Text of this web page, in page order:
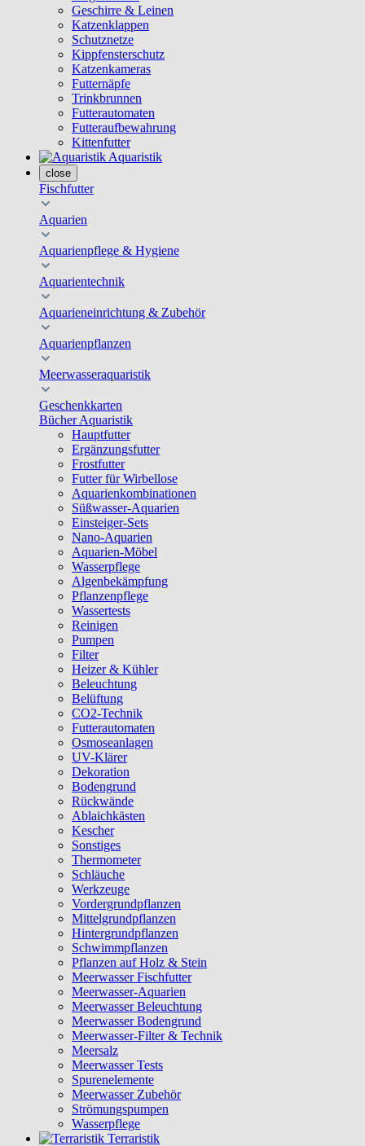
Geschirre & Leinen
Katzenklappen
Schutznetze
Kippfensterschutz
Katzenkameras
Futternäpfe
Trinkbrunnen
Futterautomaten
Futteraufbewahrung
Kittenfutter
Aquaristik
close
Fischfutter
Aquarien
Aquarienpflege & Hygiene
Aquarientechnik
Aquarieneinrichtung & Zubehör
Aquarienpflanzen
Meerwasseraquaristik
Geschenkkarten
Bücher Aquaristik
Hauptfutter
Ergänzungsfutter
Frostfutter
Futter für Wirbellose
Aquarienkombinationen
Süßwasser-Aquarien
Einsteiger-Sets
Nano-Aquarien
Aquarien-Möbel
Wasserpflege
Algenbekämpfung
Pflanzenpflege
Wassertests
Reinigen
Pumpen
Filter
Heizer & Kühler
Beleuchtung
Belüftung
CO2-Technik
Futterautomaten
Osmoseanlagen
UV-Klärer
Dekoration
Bodengrund
Rückwände
Ablaichkästen
Kescher
Sonstiges
Thermometer
Schläuche
Werkzeuge
Vordergrundpflanzen
Mittelgrundpflanzen
Hintergrundpflanzen
Schwimmpflanzen
Pflanzen auf Holz & Stein
Meerwasser Fischfutter
Meerwasser-Aquarien
Meerwasser Beleuchtung
Meerwasser Bodengrund
Meerwasser-Filter & Technik
Meersalz
Meerwasser Tests
Spurenelemente
Meerwasser Zubehör
Strömungspumpen
Wasserpflege
Terraristik